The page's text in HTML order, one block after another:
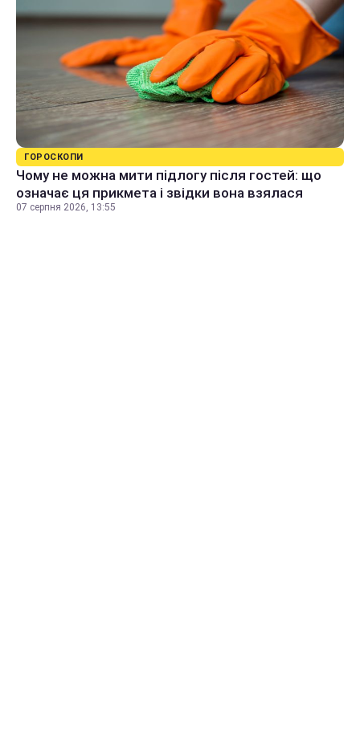
ГОРОСКОПИ
Чому не можна мити підлогу після гостей: що
означає ця прикмета і звідки вона взялася
07 серпня 2026, 13:55